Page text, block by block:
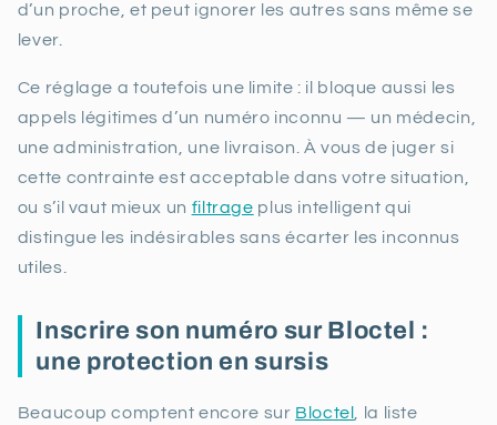
d’un proche, et peut ignorer les autres sans même se
lever.
Ce réglage a toutefois une limite : il bloque aussi les
appels légitimes d’un numéro inconnu — un médecin,
une administration, une livraison. À vous de juger si
cette contrainte est acceptable dans votre situation,
ou s’il vaut mieux un filtrage plus intelligent qui
distingue les indésirables sans écarter les inconnus
utiles.
Inscrire son numéro sur Bloctel :
une protection en sursis
Beaucoup comptent encore sur Bloctel
, la liste